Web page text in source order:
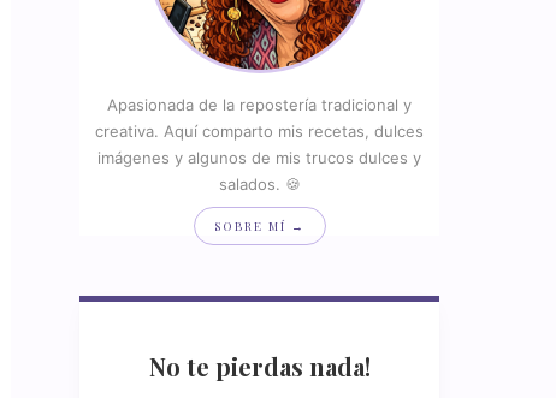
Apasionada de la repostería tradicional y
creativa. Aquí comparto mis recetas, dulces
imágenes y algunos de mis trucos dulces y
salados. 🍪
SOBRE MÍ →
No te pierdas nada!